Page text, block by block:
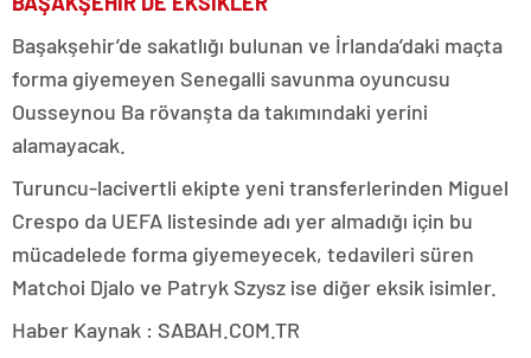
Başakşehir’de sakatlığı bulunan ve İrlanda’daki maçta
forma giyemeyen Senegalli savunma oyuncusu
Ousseynou Ba rövanşta da takımındaki yerini
alamayacak.
Turuncu-lacivertli ekipte yeni transferlerinden Miguel
Crespo da UEFA listesinde adı yer almadığı için bu
mücadelede forma giyemeyecek, tedavileri süren
Matchoi Djalo ve Patryk Szysz ise diğer eksik isimler.
Haber Kaynak : SABAH.COM.TR